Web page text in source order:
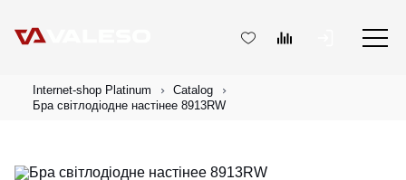
Internet-shop Platinum
Catalog
Бра світлодіодне настінее 8913RW